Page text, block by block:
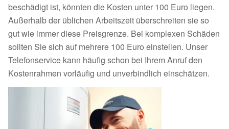
beschädigt ist, könnten die Kosten unter 100 Euro liegen.
Außerhalb der üblichen Arbeitszeit überschreiten sie so
gut wie immer diese Preisgrenze. Bei komplexen Schäden
sollten Sie sich auf mehrere 100 Euro einstellen. Unser
Telefonservice kann häufig schon bei Ihrem Anruf den
Kostenrahmen vorläufig und unverbindlich einschätzen.